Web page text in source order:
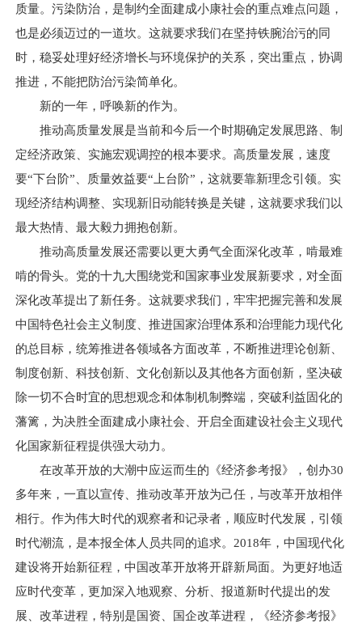
质量。污染防治，是制约全面建成小康社会的重点难点问题，
也是必须迈过的一道坎。这就要求我们在坚持铁腕治污的同
时，稳妥处理好经济增长与环境保护的关系，突出重点，协调
推进，不能把防治污染简单化。
新的一年，呼唤新的作为。
推动高质量发展是当前和今后一个时期确定发展思路、制
定经济政策、实施宏观调控的根本要求。高质量发展，速度
要“下台阶”、质量效益要“上台阶”，这就要靠新理念引领。实
现经济结构调整、实现新旧动能转换是关键，这就要求我们以
最大热情、最大毅力拥抱创新。
推动高质量发展还需要以更大勇气全面深化改革，啃最难
啃的骨头。党的十九大围绕党和国家事业发展新要求，对全面
深化改革提出了新任务。这就要求我们，牢牢把握完善和发展
中国特色社会主义制度、推进国家治理体系和治理能力现代化
的总目标，统筹推进各领域各方面改革，不断推进理论创新、
制度创新、科技创新、文化创新以及其他各方面创新，坚决破
除一切不合时宜的思想观念和体制机制弊端，突破利益固化的
藩篱，为决胜全面建成小康社会、开启全面建设社会主义现代
化国家新征程提供强大动力。
在改革开放的大潮中应运而生的《经济参考报》，创办30
多年来，一直以宣传、推动改革开放为己任，与改革开放相伴
相行。作为伟大时代的观察者和记录者，顺应时代发展，引领
时代潮流，是本报全体人员共同的追求。2018年，中国现代化
建设将开始新征程，中国改革开放将开辟新局面。为更好地适
应时代变革，更加深入地观察、分析、报道新时代提出的发
展、改革进程，特别是国资、国企改革进程，《经济参考报》